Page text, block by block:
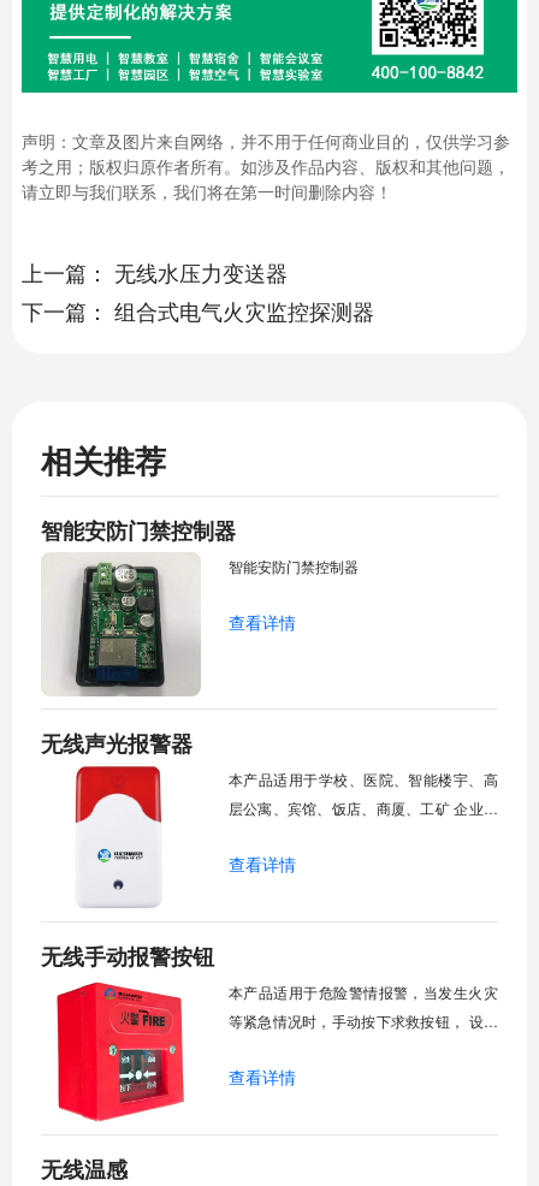
声明：文章及图片来自网络，并不用于任何商业目的，仅供学习参
考之用；版权归原作者所有。如涉及作品内容、版权和其他问题，
请立即与我们联系，我们将在第一时间删除内容！
上一篇： 无线水压力变送器
下一篇： 组合式电气火灾监控探测器
相关推荐
智能安防门禁控制器
智能安防门禁控制器
查看详情
无线声光报警器
本产品适用于学校、医院、智能楼宇、高
层公寓、宾馆、饭店、商厦、工矿 企业、
生、金融、电信等领域的人员密 集场所，
警，并通过NB-iot物联网服务 平台控制。
查看详情
无线手动报警按钮
本产品适用于危险警情报警，当发生火灾
等紧急情况时，手动按下求救按钮， 设备
台。应用于医院、学校、智能楼宇、 高层
家重点消防单位以及石油化工、文 教卫
查看详情
无线温感